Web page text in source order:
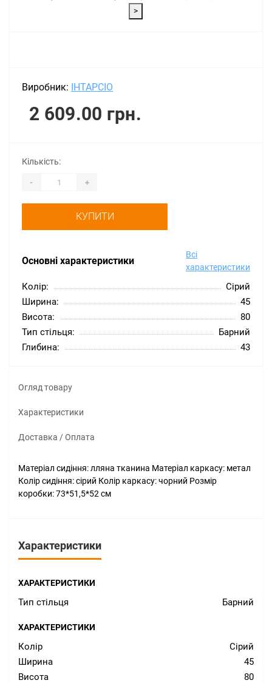
>
Виробник: ІНТАРСІО
2 609.00 грн.
Основні характеристики
Всі
характеристики
Колір:
Сірий
Ширина:
45
Висота:
80
Тип стільця:
Барний
Глибина:
43
Кількість:
- +
КУПИТИ
Огляд товару
Характеристики
Доставка / Оплата
Матеріал сидіння: лляна тканина Матеріал каркасу: метал
Колір сидіння: сірий Колір каркасу: чорний Розмір
коробки: 73*51,5*52 см
Характеристики
ХАРАКТЕРИСТИКИ
Тип стільця Барний
ХАРАКТЕРИСТИКИ
Колір
Сірий
Ширина
45
Висота
80